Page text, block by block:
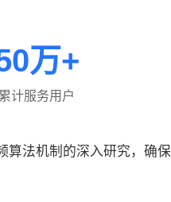
万+
累计服务用户
算法机制的深入研究，确保